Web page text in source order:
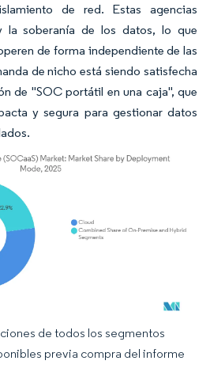
de red. Estas agencias
la soberanía de los datos, lo que
de forma independiente de las
de nicho está siendo satisfecha
de "SOC portátil en una caja", que
y segura para gestionar datos
uso requiere atribución según CC BY 4.0.
de todos los segmentos
previa compra del informe